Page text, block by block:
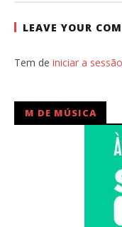
LEAVE YOUR
Tem de iniciar a sessão
M DE MÚSICA